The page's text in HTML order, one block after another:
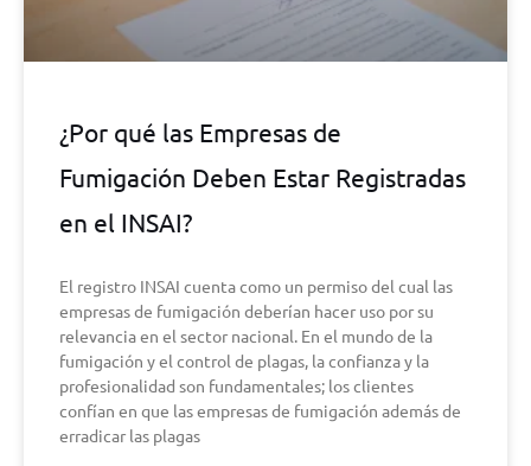
¿Por qué las Empresas de
Fumigación Deben Estar Registradas
en el INSAI?
El registro INSAI cuenta como un permiso del cual las
empresas de fumigación deberían hacer uso por su
relevancia en el sector nacional. En el mundo de la
fumigación y el control de plagas, la confianza y la
profesionalidad son fundamentales; los clientes
confían en que las empresas de fumigación además de
erradicar las plagas